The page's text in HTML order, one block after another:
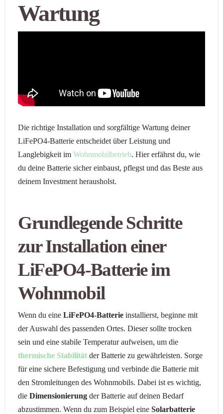
Wartung
Die richtige Installation und sorgfältige Wartung deiner
LiFePO4-Batterie entscheidet über Leistung und
Langlebigkeit imWohnmobilbetrieb. Hier erfährst du, wie
du deine Batterie sicher einbaust, pflegst und das Beste aus
deinem Investment herausholst.
Grundlegende Schritte
zur Installation einer
LiFePO4-Batterie im
Wohnmobil
Wenn du eineLiFePO4-Batterie installierst, beginne mit
der Auswahl des passenden Ortes. Dieser sollte trocken
sein und eine stabile Temperatur aufweisen, um die
thermische Stabilität der Batterie zu gewährleisten. Sorge
für eine sichere Befestigung und verbinde die Batterie mit
den Stromleitungen des Wohnmobils. Dabei ist es wichtig,
dieDimensionierung der Batterie auf deinen Bedarf
abzustimmen. Wenn du zum Beispiel eineSolarbatterie